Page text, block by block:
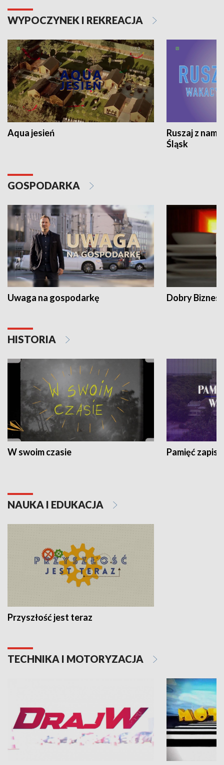
WYPOCZYNEK I REKREACJA
Aqua jesień
Ruszaj z
Śląsk
GOSPODARKA
Uwaga na gospodarkę Dobry Biznes
HISTORIA
W swoim czasie Pamięć
NAUKA I EDUKACJA
Przyszłość jest teraz
TECHNIKA I MOTORYZACJA